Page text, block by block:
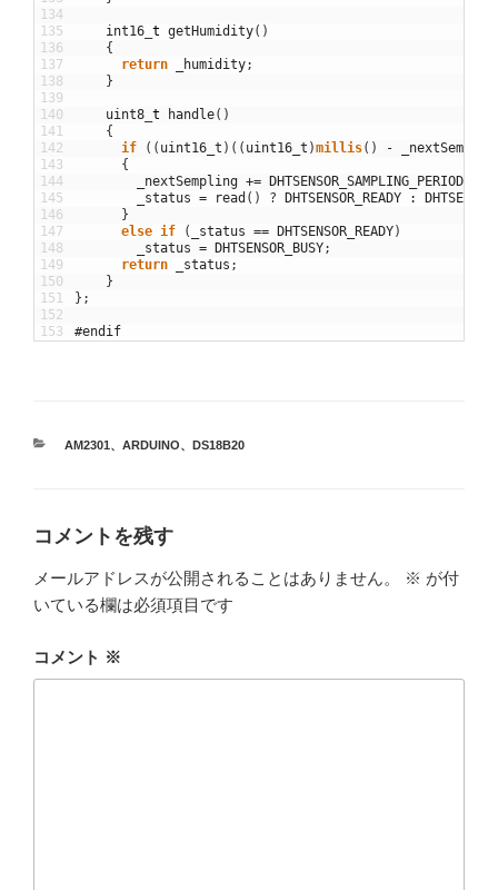
134
135
136
137
138
139
140
141
142
143
144
145
146
147
148
149
150
151
152
153
int16 t getHumidity( )
{
return
_humidity;
}
uint8 t handle( )
{
if
( ( uint16_t ) ( ( uint16_t )millis( ) -
{
_nextSempling += DHTSENSOR_SAMPLING_PERIOD
_status = read ( ) ? DHTSENSOR_READY :
}
else if ( _status == DHTSENSOR_READY)
_status = DHTSENSOR_BUSY;
return
_status ;
}
} ;
#endif
カ
AM2301、 ARDUINO、 DS18B20
コメントを残す
メールアドレスが公開されることはありません。 ※ が付
いている欄は必須項目です
コメント ※